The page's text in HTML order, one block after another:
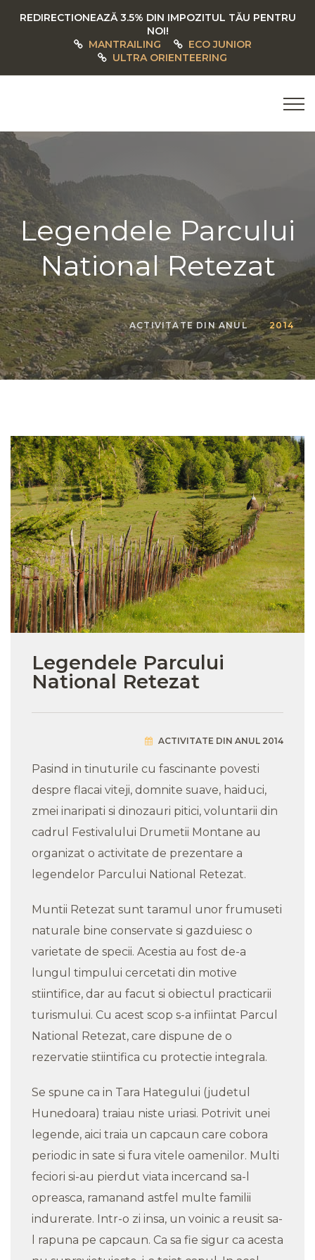
REDIRECTIONEAZĂ 3.5% DIN IMPOZITUL TĂU PENTRU
NOI!
MANTRAILING
ECO JUNIOR
ULTRA ORIENTEERING
Legendele Parcului
National Retezat
ACTIVITATE DIN ANUL 2014
Legendele Parcului
National Retezat
ACTIVITATE DIN ANUL 2014
Pasind in tinuturile cu fascinante povesti
despre flacai viteji, domnite suave, haiduci,
zmei inaripati si dinozauri pitici, voluntarii din
cadrul Festivalului Drumetii Montane au
organizat o activitate de prezentare a
legendelor Parcului National Retezat.
Muntii Retezat sunt taramul unor frumuseti
naturale bine conservate si gazduiesc o
varietate de specii. Acestia au fost de-a
lungul timpului cercetati din motive
stiintifice, dar au facut si obiectul practicarii
turismului. Cu acest scop s-a infiintat Parcul
National Retezat, care dispune de o
rezervatie stiintifica cu protectie integrala.
Se spune ca in Tara Hategului (judetul
Hunedoara) traiau niste uriasi. Potrivit unei
legende, aici traia un capcaun care cobora
periodic in sate si fura vitele oamenilor. Multi
feciori si-au pierdut viata incercand sa-l
opreasca, ramanand astfel multe familii
indurerate. Intr-o zi insa, un voinic a reusit sa-
l rapuna pe capcaun. Ca sa fie sigur ca acesta